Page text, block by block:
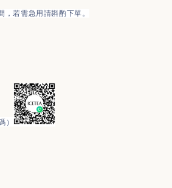
，若需急用請斟酌下單。
）